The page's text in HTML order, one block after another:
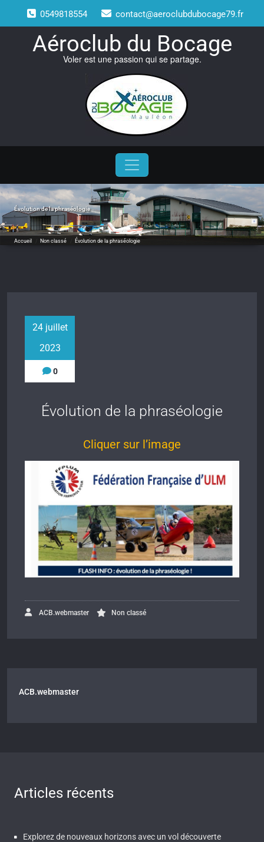
content
0549818554 contact@aeroclubdubocage79.fr
Aéroclub du Bocage
Voler est une passion qui se partage.
Évolution de la phraséologie
Accueil Non classé Évolution de la phraséologie
24 juillet
2023
0
Évolution de la phraséologie
Cliquer sur l’image
ACB.webmaster Non classé
ACB.webmaster
Articles récents
Explorez de nouveaux horizons avec un vol découverte